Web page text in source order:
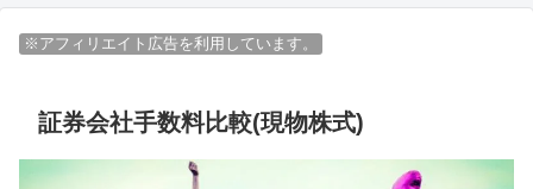
※アフィリエイト広告を利用しています。
証券会社手数料比較(現物株式)